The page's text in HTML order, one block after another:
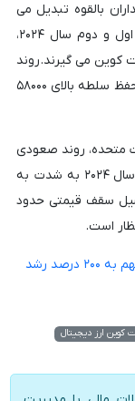
بالقوه تبدیل می
کند. با یک روند صعودی برای بیشتر سه ماهه اول و دوم سال ۲۰۲۴،
کوین می گیرند. روند
صعودی می تواند با رسیدن به اوج ۷۲۰۰۰ دلار و حفظ سلطه بالای ۵۸۰۰۰
متحده، روند صعودی
قیمت بیت کوین را تقویت خواهد کرد. بنابراین، سال ۲۰۲۴ به شدت به
سقف قیمتی حدود
بیت کوین با تحقق این شرط مهم به ۲۰۰ درصد رشد
کوین ارز دیجیتال